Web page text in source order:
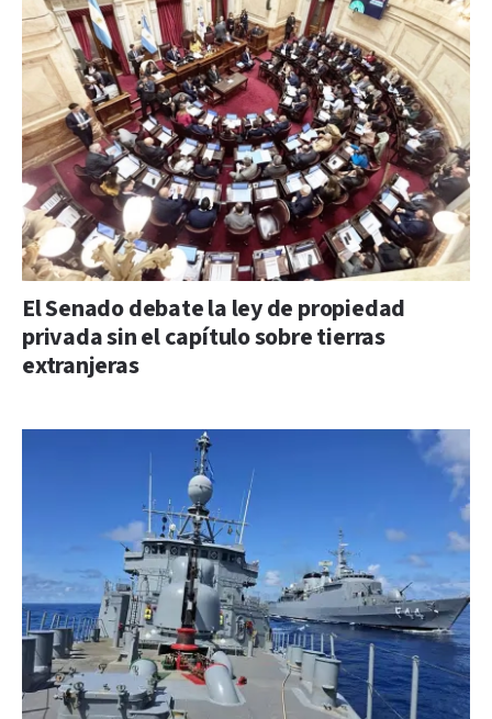
El Senado debate la ley de propiedad
privada sin el capítulo sobre tierras
extranjeras